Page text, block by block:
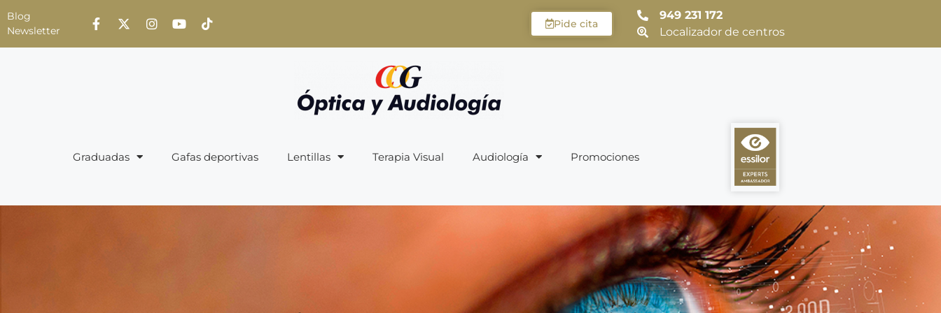
Blog
Newsletter
Pide cita
949 231 172
Localizador de centros
Graduadas Gafas deportivas Lentillas Terapia Visual Audiología Promociones